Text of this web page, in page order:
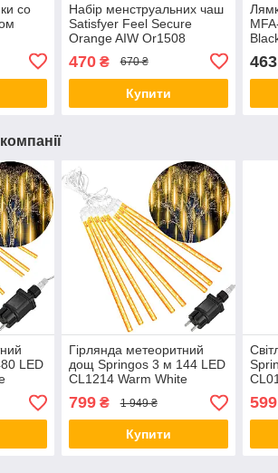
со
Набір менструальних чаш
Satisfyer Feel Secure
Orange AIW Or1508
470₴ 670 ₴
Купити
463
LED
Гірлянда метеоритний
дощ Springos 3 м 144 LED
CL1214 Warm White
orig848
799₴ 1 949 ₴
Купити
599